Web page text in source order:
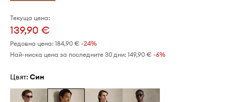
Текуща цена:
139,90 €
Редовна цена: 184,90 € -24%
Най-ниска цена за последните 30 дни: 149,90 € -6%
Цвят: син